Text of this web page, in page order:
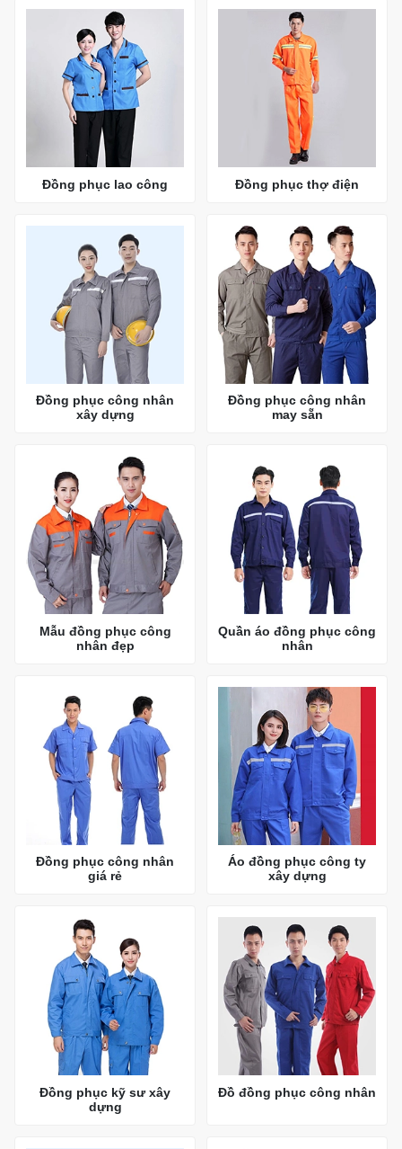
Đồng phục lao công Đồng phục thợ điện
Đồng phục công nhân
xây dựng
Đồng phục công nhân
may sẵn
Mẫu đồng phục công
nhân đẹp
Quần áo đồng phục công
nhân
Đồng phục công nhân
giá rẻ
Áo đồng phục công ty
xây dựng
Đồng phục kỹ sư xây
dựng
Đồ đồng phục công nhân